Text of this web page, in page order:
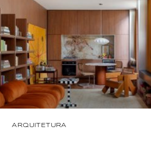
ARQUITETURA